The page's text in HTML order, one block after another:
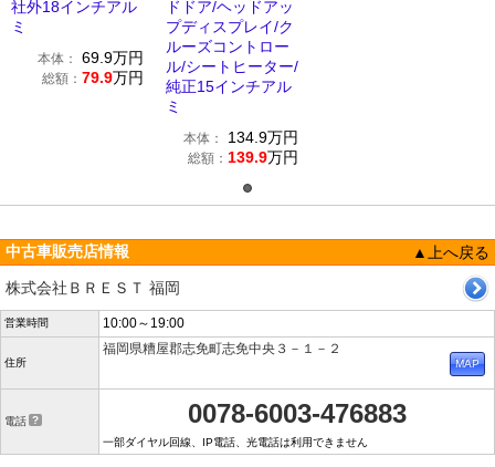
社外18インチアル
ミ
本体： 69.9万円
総額： 79.9万円
ドドア/ヘッドアッ
プディスプレイ/ク
ルーズコントロー
ル/シートヒーター/
純正15インチアル
ミ
本体： 134.9万円
総額： 139.9万円
中古車販売店情報
▲上へ戻る
株式会社ＢＲＥＳＴ 福岡
営業時間 10:00～19:00
住所
福岡県糟屋郡志免町志免中央３－１－２
電話 0078-6003-476883
一部ダイヤル回線、IP電話、光電話は利用できません